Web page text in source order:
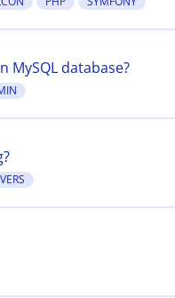
MySQL database?